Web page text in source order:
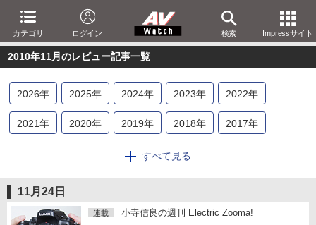
カテゴリ ログイン 検索 Impressサイト
2010年11月のレビュー記事一覧
2026年 2025年 2024年 2023年 2022年
2021年 2020年 2019年 2018年 2017年
2014年 2013
2006年 2005 年 2004年 2003年 2002年
すべて見る
11月24日
連載 小寺信良の週刊 Electric Zooma!